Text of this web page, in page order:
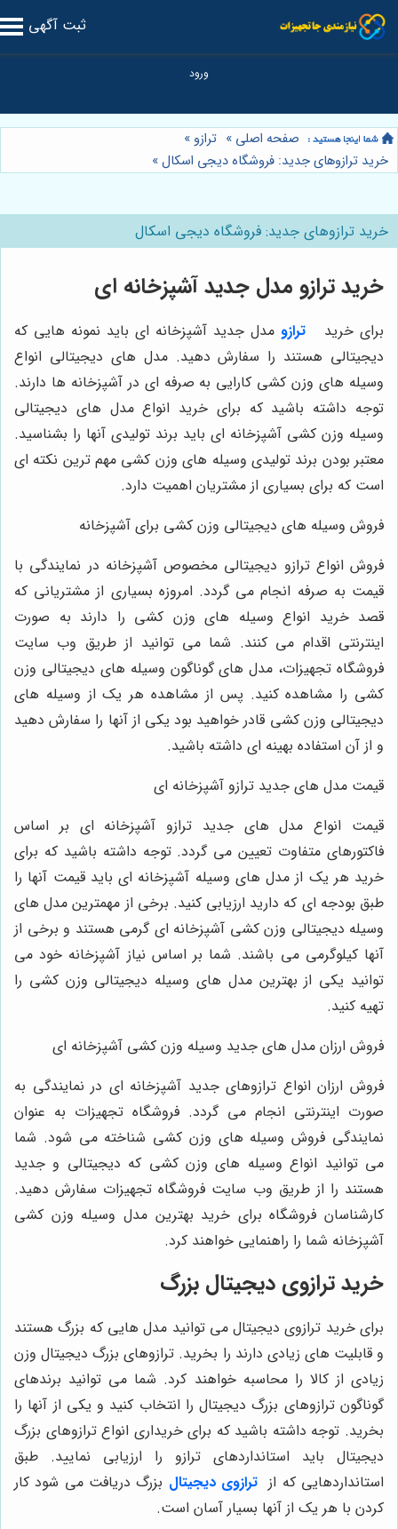
ثبت آگهی
صفحه اصلی» ترازو»
خرید ترازوهای جدید: فروشگاه دیجی اسکال»
خرید ترازوهای جدید: فروشگاه دیجی اسکال
خرید ترازو مدل جدید آشپزخانه ای
برای خرید ترازو مدل جدید آشپزخانه‌ ای باید نمونه ‌هایی که
دیجیتالی هستند را سفارش دهید. مدل‌ های دیجیتالی انواع
وسیله‌ های وزن کشی کارایی به صرفه ‌ای در آشپزخانه‌ ها دارند.
توجه داشته باشید که برای خرید انواع مدل‌ های دیجیتالی
وسیله وزن کشی آشپزخانه ‌ای باید برند تولیدی آنها را بشناسید.
معتبر بودن برند تولیدی وسیله‌ های وزن کشی مهم ‌ترین نکته ‌ای
است که برای بسیاری از مشتریان اهمیت دارد.
فروش وسیله های دیجیتالی وزن کشی برای آشپزخانه
فروش انواع ترازو دیجیتالی مخصوص آشپزخانه در نمایندگی با
قیمت به صرفه انجام می‌ گردد. امروزه بسیاری از مشتریانی که
قصد خرید انواع وسیله‌ های وزن کشی را دارند به صورت
اینترنتی اقدام می‌ کنند. شما می‌ توانید از طریق وب سایت
فروشگاه تجهیزات، مدل‌ های گوناگون وسیله‌ های دیجیتالی وزن
کشی را مشاهده کنید. پس از مشاهده هر یک از وسیله‌ های
دیجیتالی وزن کشی قادر خواهید بود یکی از آنها را سفارش دهید
و از آن استفاده بهینه ‌ای داشته باشید.
قیمت مدل های جدید ترازو آشپزخانه ای
قیمت انواع مدل‌ های جدید ترازو آشپزخانه ‌ای بر اساس
فاکتورهای متفاوت تعیین می ‌گردد. توجه داشته باشید که برای
خرید هر یک از مدل ‌های وسیله آشپزخانه‌ ای باید قیمت آنها را
طبق بودجه‌ ای که دارید ارزیابی کنید. برخی از مهمترین مدل ‌های
وسیله دیجیتالی وزن کشی آشپزخانه‌ ای گرمی هستند و برخی از
آنها کیلوگرمی می ‌باشند. شما بر اساس نیاز آشپزخانه خود می‌
توانید یکی از بهترین مدل‌ های وسیله دیجیتالی وزن کشی را
تهیه کنید.
فروش ارزان مدل های جدید وسیله وزن کشی آشپزخانه ای
فروش ارزان انواع ترازوهای جدید آشپزخانه ‌ای در نمایندگی به
صورت اینترنتی انجام می‌ گردد. فروشگاه تجهیزات به عنوان
نمایندگی فروش وسیله‌ های وزن کشی شناخته می‌ شود. شما
می‌ توانید انواع وسیله ‌های وزن کشی که دیجیتالی و جدید
هستند را از طریق وب سایت فروشگاه تجهیزات سفارش دهید.
کارشناسان فروشگاه برای خرید بهترین مدل وسیله وزن کشی
آشپزخانه شما را راهنمایی خواهند کرد.
خرید ترازوی دیجیتال بزرگ
برای خرید ترازوی دیجیتال می ‌توانید مدل ‌هایی که بزرگ هستند
و قابلیت ‌های زیادی دارند را بخرید. ترازوهای بزرگ دیجیتال وزن
زیادی از کالا را محاسبه خواهند کرد. شما می ‌توانید برندهای
گوناگون ترازوهای بزرگ دیجیتال را انتخاب کنید و یکی از آنها را
بخرید. توجه داشته باشید که برای خریداری انواع ترازوهای بزرگ
دیجیتال باید استانداردهای ترازو را ارزیابی نمایید. طبق
استانداردهایی که از ترازوی دیجیتال بزرگ دریافت می ‌شود کار
کردن با هر یک از آنها بسیار آسان است.